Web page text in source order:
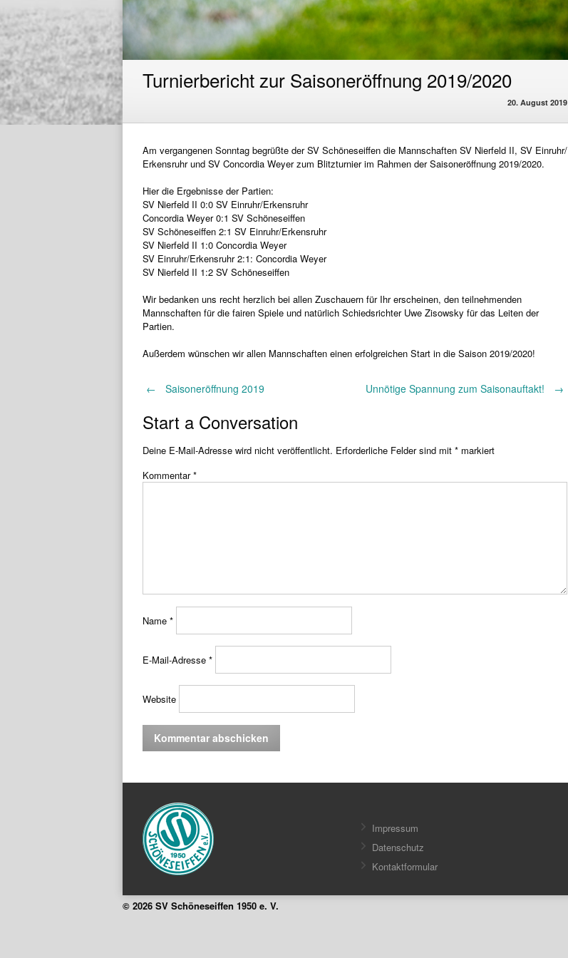
Turnierbericht zur Saisoneröffnung 2019/2020
20. August 2019
Am vergangenen Sonntag begrüßte der SV Schöneseiffen die Mannschaften SV Nierfeld II, SV Einruhr/
Erkensruhrund SV Concordia Weyerzum Blitzturnier im Rahmen der Saisoneröffnung 2019/2020.
Hier die Ergebnisse der Partien:
SV Nierfeld II 0:0 SV Einruhr/Erkensruhr
Concordia Weyer 0:1 SV Schöneseiffen
SV Schöneseiffen 2:1 SV Einruhr/Erkensruhr
SV Nierfeld II 1:0 Concordia Weyer
SV Einruhr/Erkensruhr 2:1: Concordia Weyer
SV Nierfeld II 1:2 SV Schöneseiffen
Wir bedanken uns recht herzlich bei allen Zuschauern für Ihr erscheinen, den teilnehmenden
Mannschaften für die fairen Spiele und natürlich Schiedsrichter Uwe Zisowsky für das Leiten der
Partien.
Außerdem wünschen wir allen Mannschaften einen erfolgreichen Start in die Saison 2019/2020!
Post
navigation
← Saisoneröffnung 2019 Unnötige Spannung zum Saisonauftakt! →
Start a Conversation
Deine E-Mail-Adresse wird nicht veröffentlicht. Erforderliche Felder sind mit * markiert
Kommentar*
Name *
E-Mail-Adresse *
Website
Impressum
Datenschutz
Kontaktformular
© 2026 SV Schöneseiffen 1950 e. V.